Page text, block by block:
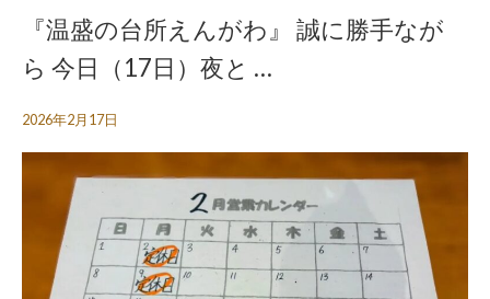
『温盛の台所えんがわ』 誠に勝手なが
ら 今日（17日）夜と …
2026年2月17日